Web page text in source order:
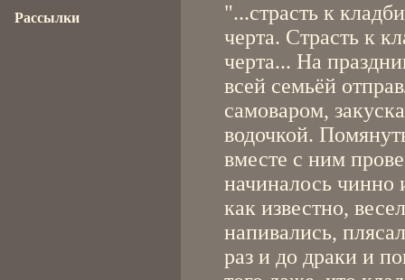
"...страсть к
черта. Страсть к
черта... На
всей семьёй
самоваром,
водочкой.
вместе с ним
начиналось чинно
как известно,
напивались,
раз и до драки и
Рассылки